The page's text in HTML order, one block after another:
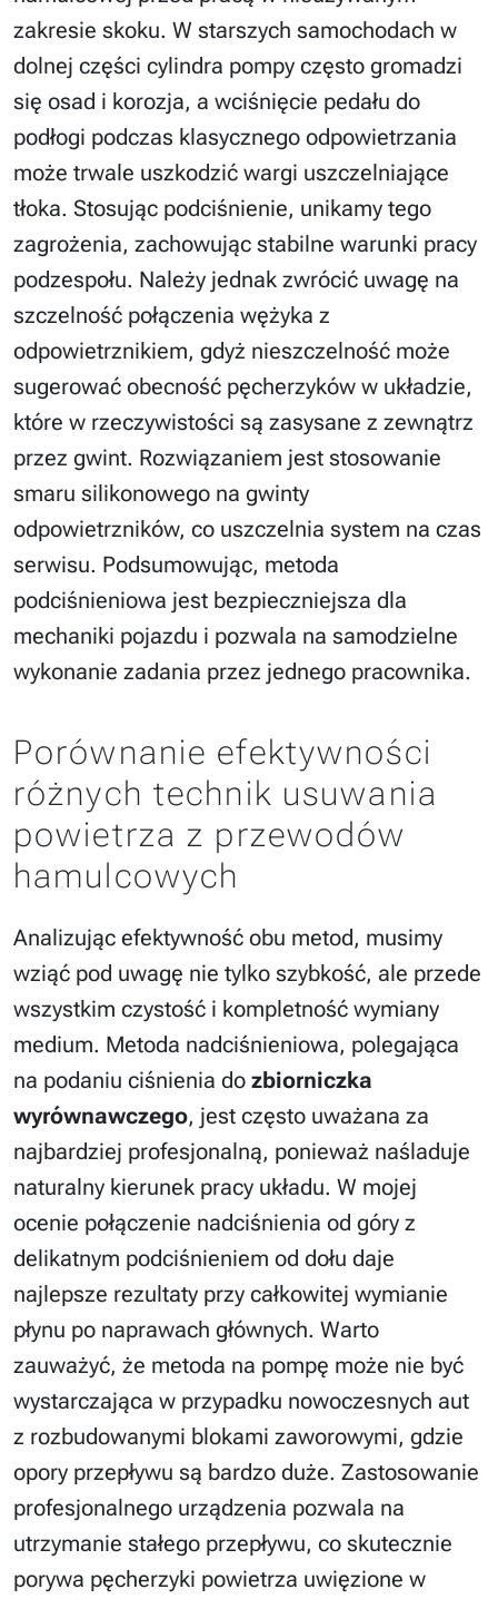
zakresie skoku. W starszych samochodach w
dolnej części cylindra pompy często gromadzi
się osad i korozja, a wciśnięcie pedału do
podłogi podczas klasycznego odpowietrzania
może trwale uszkodzić wargi uszczelniające
tłoka. Stosując podciśnienie, unikamy tego
zagrożenia, zachowując stabilne warunki pracy
podzespołu. Należy jednak zwrócić uwagę na
szczelność połączenia wężyka z
odpowietrznikiem, gdyż nieszczelność może
sugerować obecność pęcherzyków w układzie,
które w rzeczywistości są zasysane z zewnątrz
przez gwint. Rozwiązaniem jest stosowanie
smaru silikonowego na gwinty
odpowietrzników, co uszczelnia system na czas
serwisu. Podsumowując, metoda
podciśnieniowa jest bezpieczniejsza dla
mechaniki pojazdu i pozwala na samodzielne
wykonanie zadania przez jednego pracownika.
Porównanie efektywności
różnych technik usuwania
powietrza z przewodów
hamulcowych
Analizując efektywność obu metod, musimy
wziąć pod uwagę nie tylko szybkość, ale przede
wszystkim czystość i kompletność wymiany
medium. Metoda nadciśnieniowa, polegająca
na podaniu ciśnienia do zbiorniczka
wyrównawczego, jest często uważana za
najbardziej profesjonalną, ponieważ naśladuje
naturalny kierunek pracy układu. W mojej
ocenie połączenie nadciśnienia od góry z
delikatnym podciśnieniem od dołu daje
najlepsze rezultaty przy całkowitej wymianie
płynu po naprawach głównych. Warto
zauważyć, że metoda na pompę może nie być
wystarczająca w przypadku nowoczesnych aut
z rozbudowanymi blokami zaworowymi, gdzie
opory przepływu są bardzo duże. Zastosowanie
profesjonalnego urządzenia pozwala na
utrzymanie stałego przepływu, co skutecznie
porywa pęcherzyki powietrza uwięzione w